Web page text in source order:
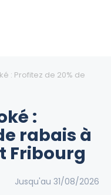
: Profitez de 20% de
:
rabais à
Fribourg
Jusqu'au 31/08/2026